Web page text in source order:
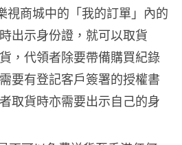
視商城中的「我的訂單」內的
出示身份證，就可以取貨
，代領者除要帶備購買紀錄
要有登記客戶簽署的授權書
取貨時亦需要出示自己的身